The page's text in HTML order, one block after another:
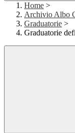
Home >
Archivio Albo
Graduatorie >
Graduatorie